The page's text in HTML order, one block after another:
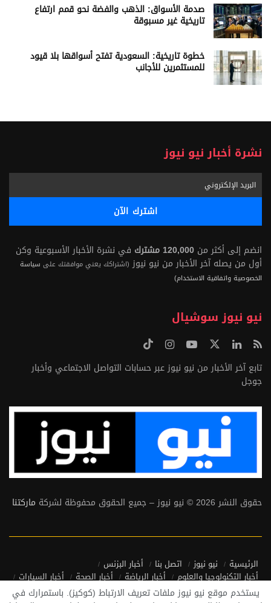
صدمة الأسواق: الذهب والفضة نحو قمم ارتفاع
تاريخية غير مسبوقة
خطوة تاريخية: السعودية تفتح أسواقها بلا قيود
للمستثمرين للأجانب
نشرة أخبار نيو نيوز
انضم إلى أكثر من 120,000 مشترك
في نشرة الأخبار الأسبوعية وكن
أول من يصله آخر الأخبار من نيو نيوز (اشتراكك يعني موافقتك على سياسة
الخصوصية واتفاقية الاستخدام)
نيو نيوز سوشيال
تابع آخر الأخبار من نيو نيوز عبر حسابات التواصل الاجتماعي وأخبار
جوجل
حقوق النشر 2026 © نيو نيوز – جميع الحقوق محفوظة لشركة ماركتنا
الرئيسية نيو نيوز اتصل بنا
أخبار البزنس
أخبار التكنولوجيا والعلوم
أخبار الرياضة أخبار الصحة
أخبار السيارات
أخبار منوعة
أخبار من حول العالم
يستخدم موقع نيو نيوز ملفات تعريف الارتباط (كوكيز). باستمرارك في